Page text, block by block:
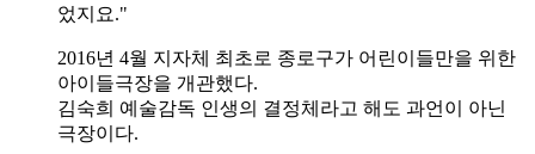
었지요."
2016년 4월 지자체 최초로 종로구가 어린이들만을 위한
아이들극장을 개관했다.
김숙희 예술감독 인생의 결정체라고 해도 과언이 아닌
극장이다.